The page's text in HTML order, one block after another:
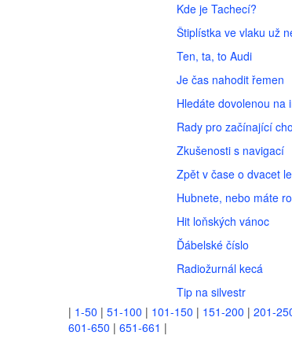
Kde je Tachecí?
Štiplístka ve vlaku už
Ten, ta, to Audi
Je čas nahodit řemen
Hledáte dovolenou na
Rady pro začínající
Zkušenosti s navigací
Zpět v čase o dvacet
Hubnete, nebo máte
Hit loňských vánoc
Ďábelské číslo
Radiožurnál kecá
Tip na silvestr
| 1-50 | 51-100 | 101-150 | 151-200 | 201-
601-650 | 651-661 |